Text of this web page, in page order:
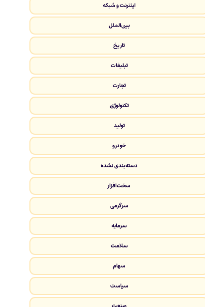
اینترنت و شبکه
بین‌الملل
تاریخ
تبلیغات
تجارت
تکنولوژی
تولید
خودرو
دسته‌بندی نشده
سخت‌افزار
سرگرمی
سرمایه
سلامت
سهام
سیاست